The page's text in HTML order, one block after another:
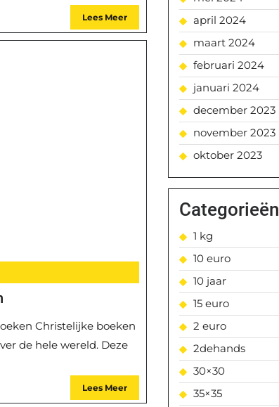
Lees Meer
Christelijke boeken
de hele wereld. Deze
Lees Meer
april 2024
maart 2024
februari 2024
januari 2024
december 2023
november 2023
oktober 2023
Categorieën
1 kg
10 euro
10 jaar
15 euro
2 euro
2dehands
30×30
35×35